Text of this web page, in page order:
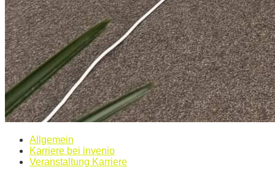
Allgemein
Karriere bei invenio
Veranstaltung Karriere